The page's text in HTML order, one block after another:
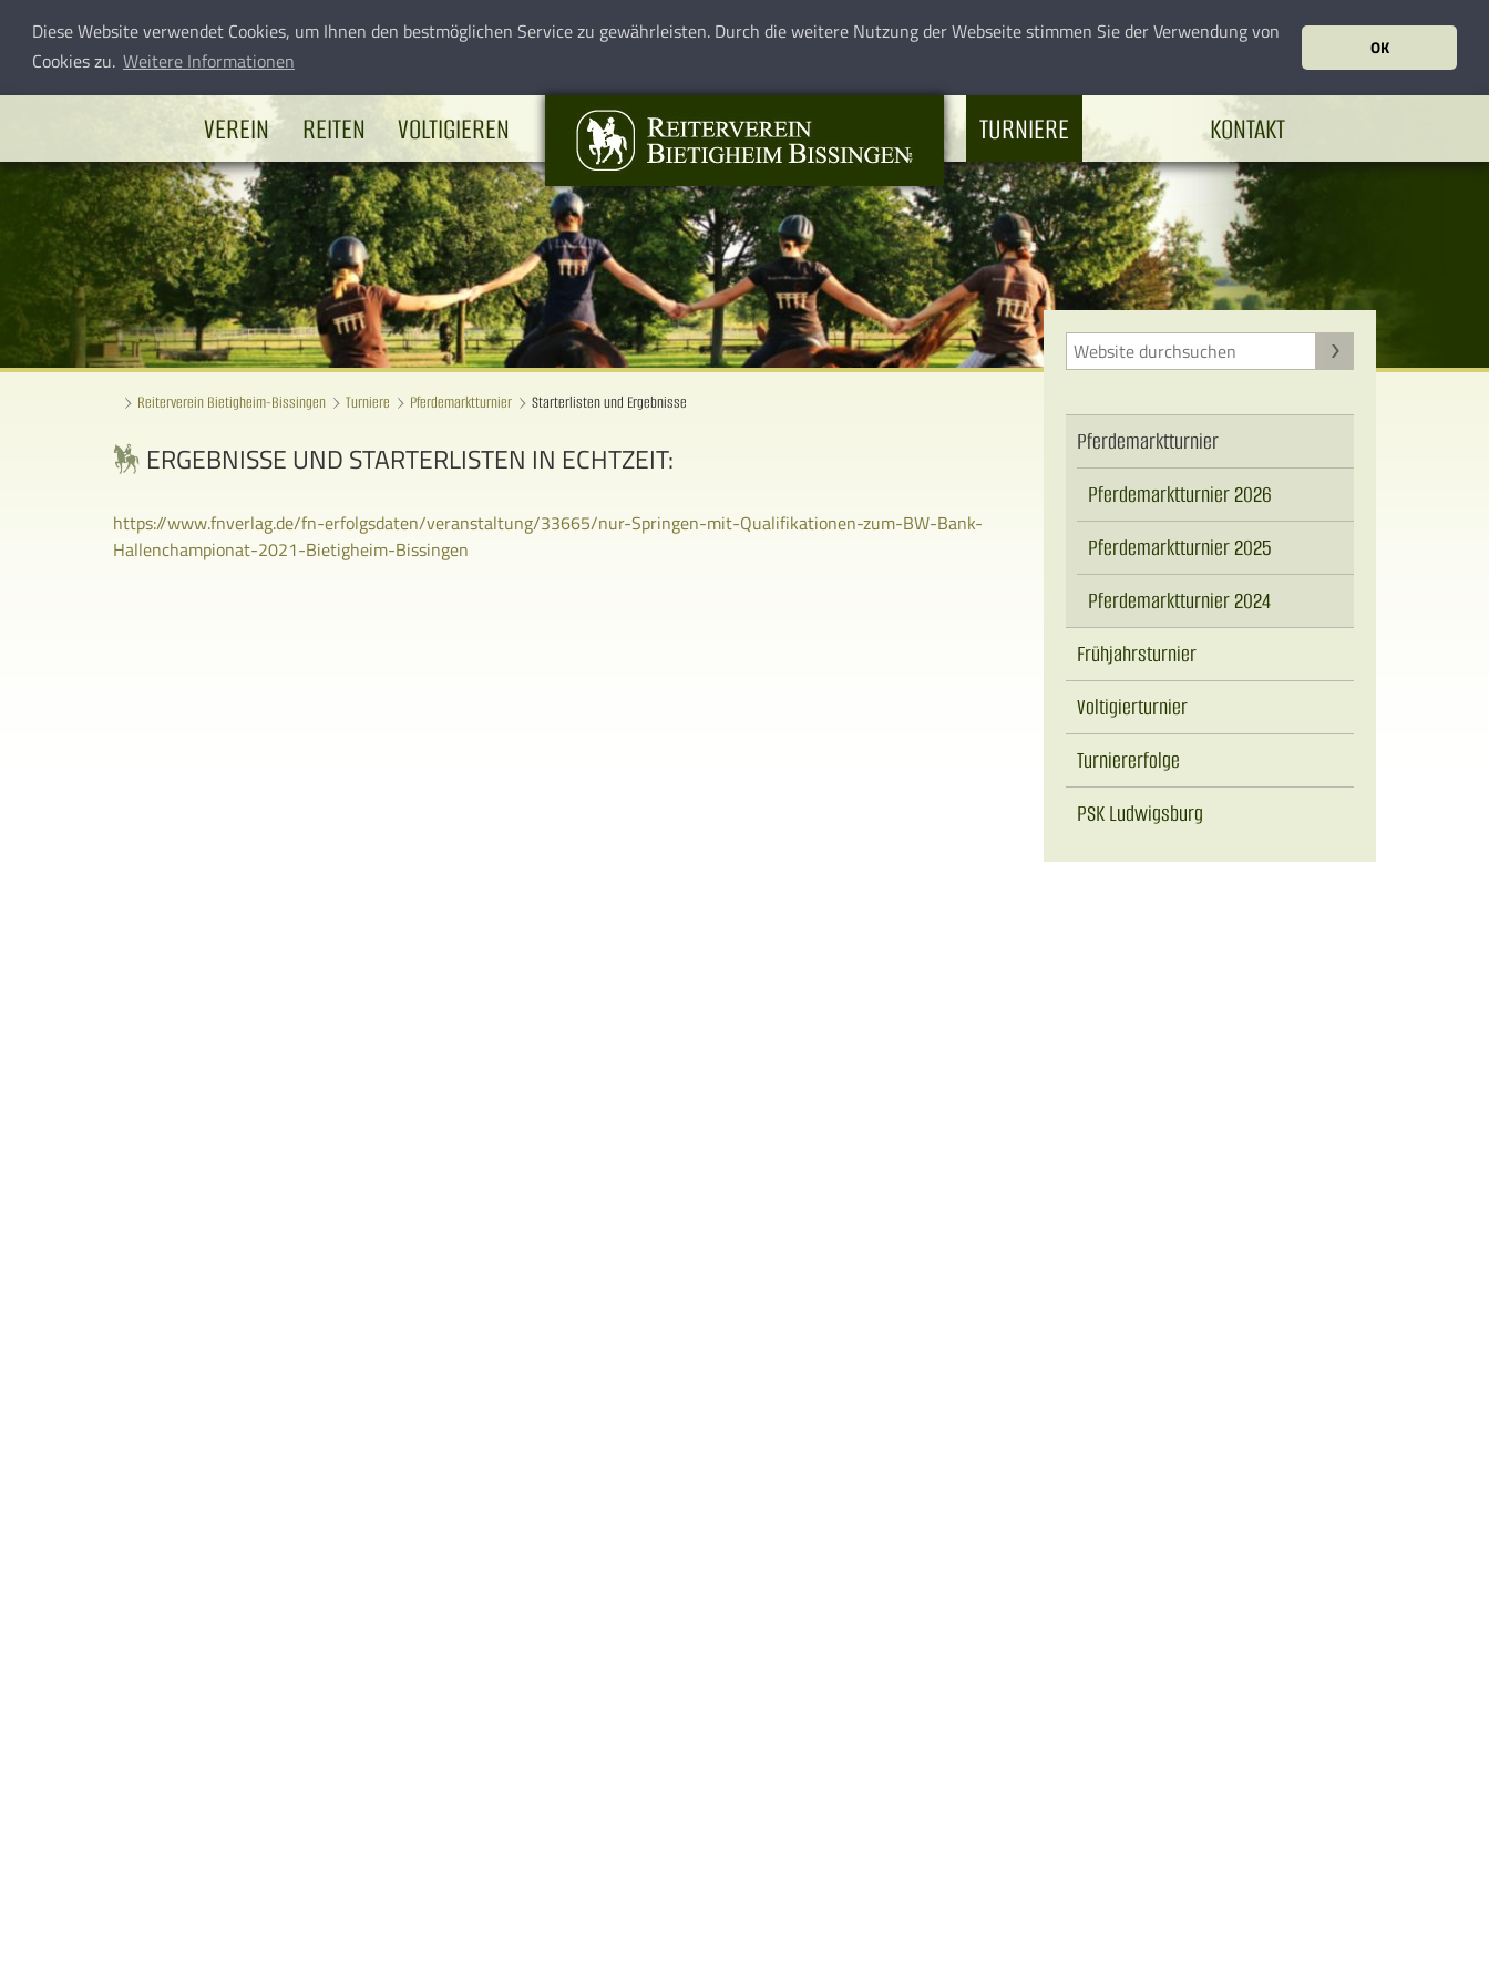
Diese Website verwendet Cookies, um Ihnen den bestmöglichen Service zu gewährleisten. Durch die weitere Nutzung der Webseite stimmen Sie der Verwendung von
Cookies zu. Weitere Informationen OK
VEREIN REITEN VOLTIGIEREN TURNIERE KONTAKT
Reiterverein Bietigheim-Bissingen Turniere Pferdemarktturnier Starterlisten und Ergebnisse
ERGEBNISSE UND STARTERLISTEN IN ECHTZEIT:
https://www.fnverlag.de/fn-erfolgsdaten/veranstaltung/33665/nur-Springen-mit-Qualifikationen-zum-BW-Bank-
Hallenchampionat-2021-Bietigheim-Bissingen
Pferdemarktturnier
Pferdemarktturnier 2026
Pferdemarktturnier 2025
Pferdemarktturnier 2024
Frühjahrsturnier
Voltigierturnier
Turniererfolge
PSK Ludwigsburg